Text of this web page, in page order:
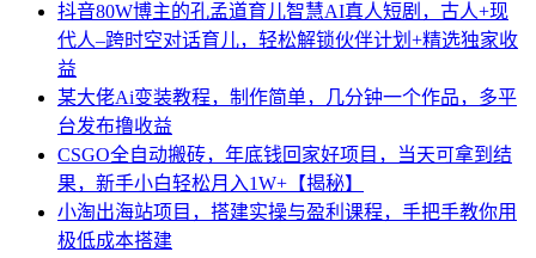
抖音80W博主的孔孟道育儿智慧AI真人短剧，古人+现
代人–跨时空对话育儿，轻松解锁伙伴计划+精选独家收
益
某大佬Ai变装教程，制作简单，几分钟一个作品，多平
台发布撸收益
CSGO全自动搬砖，年底钱回家好项目，当天可拿到结
果，新手小白轻松月入1W+【揭秘】
小淘出海站项目，搭建实操与盈利课程，手把手教你用
极低成本搭建